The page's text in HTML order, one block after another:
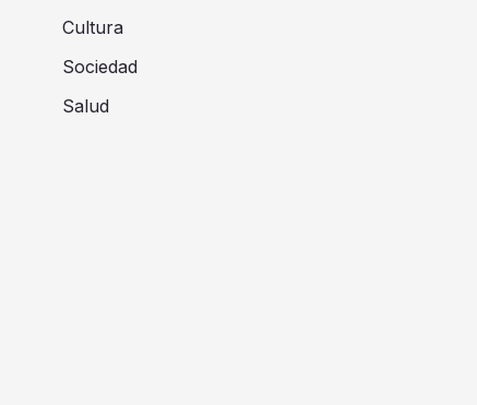
Cultura
Sociedad
Salud